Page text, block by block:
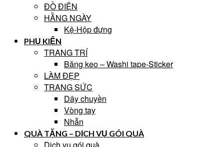
ĐỒ ĐIỆN
HẰNG NGÀY
Kệ-Hộp đựng
PHỤ KIỆN
TRANG TRÍ
Băng keo – Washi tape-Sticker
LÀM ĐẸP
TRANG SỨC
Dây chuyền
Vòng tay
Nhẫn
QUÀ TẶNG – DỊCH VỤ GÓI QUÀ